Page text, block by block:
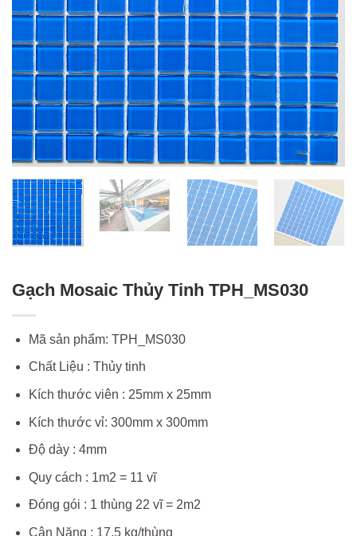
Gạch Mosaic Thủy Tinh TPH_MS030
Mã sản phẩm: TPH_MS030
Chất Liệu : Thủy tinh
Kích thước viên : 25mm x 25mm
Kích thước vỉ: 300mm x 300mm
Độ dày : 4mm
Quy cách : 1m2 = 11 vĩ
Đóng gói : 1 thùng 22 vĩ = 2m2
Cân Nặng : 17,5 kg/thùng